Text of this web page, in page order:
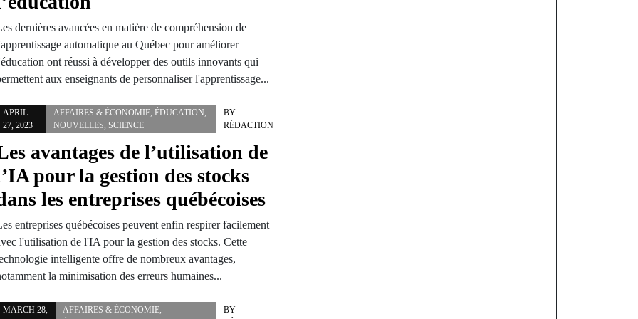
dernières avancées en matière de compréhension de
automatique au Québec pour améliorer
ont réussi à développer des outils innovants qui
aux enseignants de personnaliser l'apprentissage...
APRIL
27, 2023
AFFAIRES & ÉCONOMIE, ÉDUCATION,
NOUVELLES, SCIENCE
BY
RÉDACTION
avantages de l’utilisation de
pour la gestion des stocks
les entreprises québécoises
entreprises québécoises peuvent enfin respirer facilement
l'utilisation de l'IA pour la gestion des stocks. Cette
intelligente offre de nombreux avantages,
la minimisation des erreurs humaines...
MARCH 28,
AFFAIRES & ÉCONOMIE,
BY